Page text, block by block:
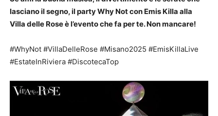
lasciano il segno, il party Why Not con Emis Killa alla
Villa delle Rose è l’evento che fa per te. Non mancare!
#WhyNot #VillaDelleRose #Misano2025 #EmisKillaLive
#EstateInRiviera #DiscotecaTop